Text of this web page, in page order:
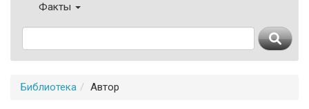
Факты
Библиотека Автор